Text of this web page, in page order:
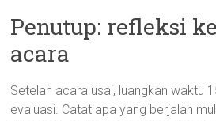
Penutup: refleksi
acara
Setelah acara usai, luangkan waktu
evaluasi. Catat apa yang berjalan